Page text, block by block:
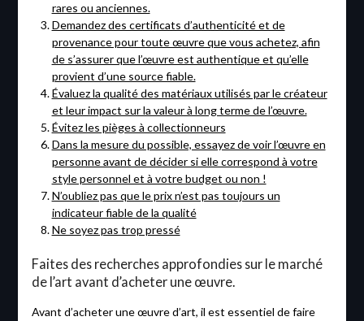
rares ou anciennes.
Demandez des certificats d’authenticité et de
provenance pour toute œuvre que vous achetez, afin
de s’assurer que l’œuvre est authentique et qu’elle
provient d’une source fiable.
Évaluez la qualité des matériaux utilisés par le créateur
et leur impact sur la valeur à long terme de l’œuvre.
Évitez les pièges à collectionneurs
Dans la mesure du possible, essayez de voir l’œuvre en
personne avant de décider si elle correspond à votre
style personnel et à votre budget ou non !
N’oubliez pas que le prix n’est pas toujours un
indicateur fiable de la qualité
Ne soyez pas trop pressé
Faites des recherches approfondies sur le marché
de l’art avant d’acheter une œuvre.
Avant d’acheter une œuvre d’art, il est essentiel de faire